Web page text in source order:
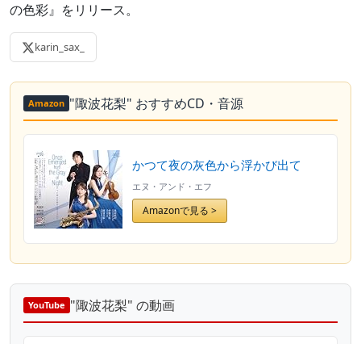
の色彩』をリリース。
karin_sax_
Amazon "陬波花梨" おすすめCD・音源
かつて夜の灰色から浮かび出て
エヌ・アンド・エフ
Amazonで見る >
YouTube "陬波花梨" の動画